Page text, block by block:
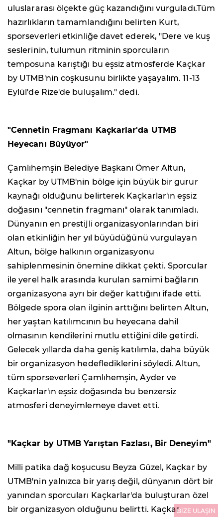
uluslararası ölçekte güç kazandığını vurguladı.Tüm
hazırlıkların tamamlandığını belirten Kurt,
sporseverleri etkinliğe davet ederek, "Dere ve kuş
seslerinin, tulumun ritminin sporcuların
temposuna karıştığı bu eşsiz atmosferde Kaçkar
by UTMB'nin coşkusunu birlikte yaşayalım. 11-13
Eylül'de Rize'de buluşalım." dedi.
"Cennetin Fragmanı Kaçkarlar'da UTMB
Heyecanı Büyüyor"
Çamlıhemşin Belediye Başkanı Ömer Altun,
Kaçkar by UTMB'nin bölge için büyük bir gurur
kaynağı olduğunu belirterek Kaçkarlar'ın eşsiz
doğasını "cennetin fragmanı" olarak tanımladı.
Dünyanın en prestijli organizasyonlarından biri
olan etkinliğin her yıl büyüdüğünü vurgulayan
Altun, bölge halkının organizasyonu
sahiplenmesinin önemine dikkat çekti. Sporcular
ile yerel halk arasında kurulan samimi bağların
organizasyona ayrı bir değer kattığını ifade etti.
Bölgede spora olan ilginin arttığını belirten Altun,
her yaştan katılımcının bu heyecana dahil
olmasının kendilerini mutlu ettiğini dile getirdi.
Gelecek yıllarda daha geniş katılımla, daha büyük
bir organizasyon hedeflediklerini söyledi. Altun,
tüm sporseverleri Çamlıhemşin, Ayder ve
Kaçkarlar'ın eşsiz doğasında bu benzersiz
atmosferi deneyimlemeye davet etti.
"Kaçkar by UTMB Yarıştan Fazlası, Bir Deneyim"
Milli patika dağ koşucusu Beyza Güzel, Kaçkar by
UTMB'nin yalnızca bir yarış değil, dünyanın dört bir
yanından sporcuları Kaçkarlar'da buluşturan özel
bir organizasyon olduğunu belirtti. KaçkarBİZE ULAŞIN